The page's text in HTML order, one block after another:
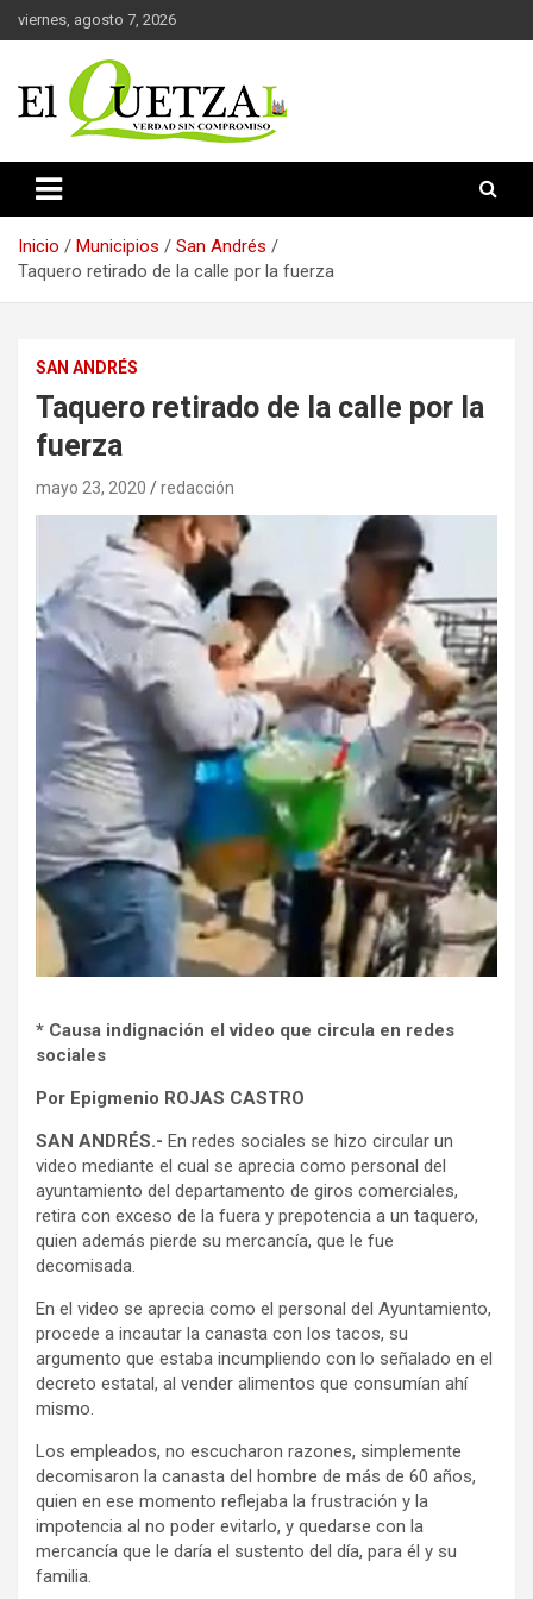
Saltar
al
viernes, agosto 7, 2026
El Quetzal de Cholula
Inicio Municipios
San Andrés
Taquero retirado de la calle por la fuerza
SAN ANDRÉS
Taquero retirado de la calle por la
fuerza
mayo 23, 2020 redacción
* Causa indignación el video que circula en redes
sociales
Por Epigmenio ROJAS CASTRO
SAN ANDRÉS.- En redes sociales se hizo circular un
video mediante el cual se aprecia como personal del
ayuntamiento del departamento de giros comerciales,
retira con exceso de la fuera y prepotencia a un taquero,
quien además pierde su mercancía, que le fue
decomisada.
En el video se aprecia como el personal del Ayuntamiento,
procede a incautar la canasta con los tacos, su
argumento que estaba incumpliendo con lo señalado en el
decreto estatal, al vender alimentos que consumían ahí
mismo.
Los empleados, no escucharon razones, simplemente
decomisaron la canasta del hombre de más de 60 años,
quien en ese momento reflejaba la frustración y la
impotencia al no poder evitarlo, y quedarse con la
mercancía que le daría el sustento del día, para él y su
familia.